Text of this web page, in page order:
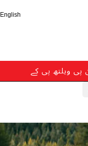
English
پی ویلتھ پی کے